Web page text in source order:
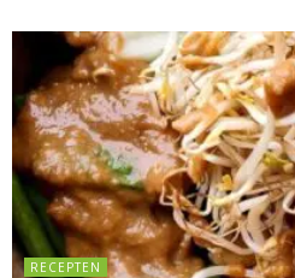
RECEPTEN